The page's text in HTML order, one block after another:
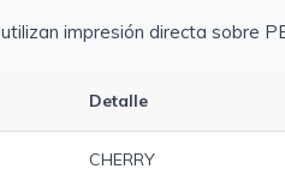
utilizan impresión directa sobre
Detalle
CHERRY